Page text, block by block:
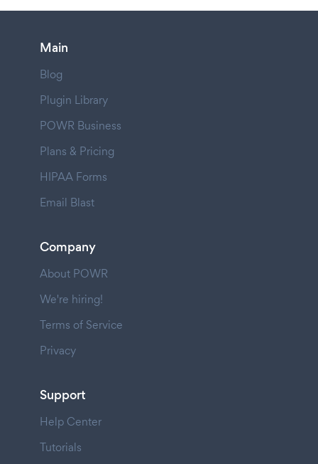
Main
Blog
Plugin Library
POWR Business
Plans & Pricing
HIPAA Forms
Email Blast
Company
About POWR
We're hiring!
Terms of Service
Privacy
Support
Help Center
Tutorials